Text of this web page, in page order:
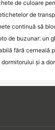
continuă să
și a